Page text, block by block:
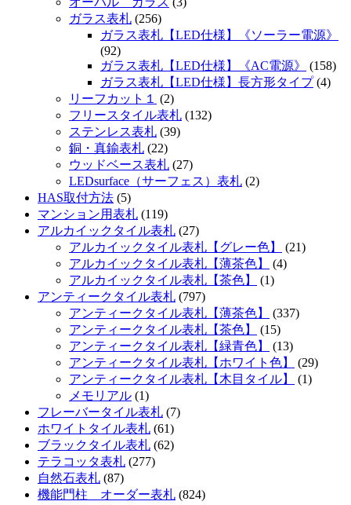
ガラス表札 (256)
ガラス表札【LED仕様】《ソーラー電源》
(92)
ガラス表札【LED仕様】《AC電源》
(158)
ガラス表札【LED仕様】長方形タイプ(4)
リーフカット１
(2)
フリースタイル表札 (132)
ステンレス表札 (39)
銅・真鍮表札 (22)
ウッドベース表札 (27)
LEDsurface（サーフェス）表札 (2)
HAS取付方法 (5)
マンション用表札 (119)
アルカイックタイル表札 (27)
アルカイックタイル表札【グレー色】
(21)
アルカイックタイル表札【薄茶色】
(4)
アルカイックタイル表札【茶色】
(1)
アンティークタイル表札 (797)
アンティークタイル表札【薄茶色】
(337)
アンティークタイル表札【茶色】
(15)
アンティークタイル表札【緑青色】
(13)
アンティークタイル表札【ホワイト色】
(29)
アンティークタイル表札【木目タイル】
(1)
メモリアル (1)
フレーバータイル表札 (7)
ホワイトタイル表札 (61)
ブラックタイル表札 (62)
テラコッタ表札 (277)
自然石表札 (87)
機能門柱 オーダー表札 (824)